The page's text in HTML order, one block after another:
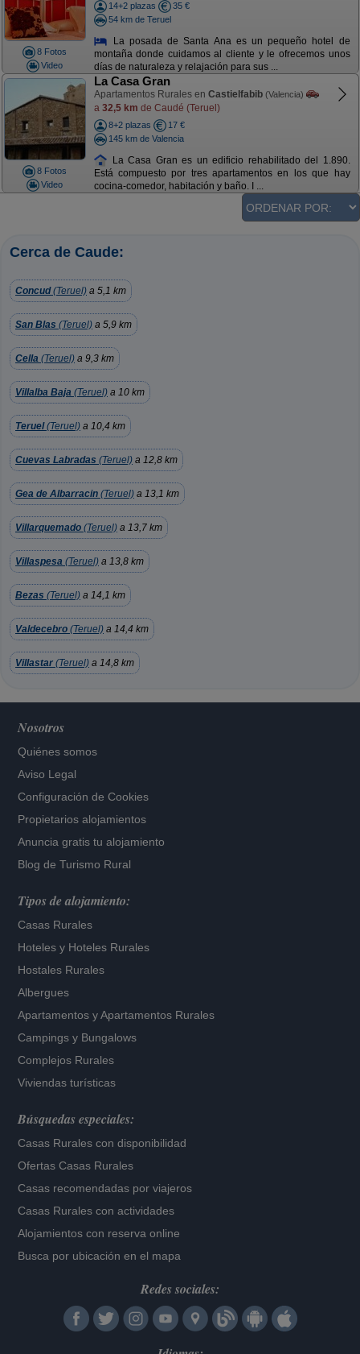
8 Fotos
Video
14+2 plazas
35 €
54 km de Teruel
La posada de Santa Ana es un pequeño hotel de
montaña donde cuidamos al cliente y le ofrecemos unos
días de naturaleza y relajación para sus ...
8 Fotos
Video
La Casa Gran
Apartamentos Rurales en Castielfabib (Valencia)
a 32,5 km de Caudé (Teruel)
8+2 plazas
17 €
145 km de Valencia
La Casa Gran es un edificio rehabilitado del 1.890.
Está compuesto por tres apartamentos en los que hay
cocina-comedor, habitación y baño. I ...
Cerca de Caude:
Concud(Teruel) a 5,1 km
San Blas (Teruel) a 5,9 km
Cella (Teruel) a 9,3 km
Villalba Baja (Teruel) a 10 km
Teruel(Teruel) a 10,4 km
Cuevas Labradas (Teruel) a 12,8 km
Gea de Albarracin (Teruel) a 13,1 km
Villarquemado (Teruel) a 13,7 km
Villaspesa (Teruel) a 13,8 km
Bezas (Teruel) a 14,1 km
Valdecebro (Teruel) a 14,4 km
Villastar (Teruel) a 14,8 km
Nosotros
Quiénes somos
Aviso Legal
Configuración de Cookies
Propietarios alojamientos
Anuncia gratis tu alojamiento
Blog de Turismo Rural
Tipos de alojamiento:
Casas Rurales
Hoteles y Hoteles Rurales
Hostales Rurales
Albergues
Apartamentos yApartamentos Rurales
Campings y Bungalows
Complejos Rurales
Viviendas turísticas
Búsquedas especiales:
Casas Rurales con disponibilidad
Ofertas Casas Rurales
Casas recomendadas por viajeros
Casas Rurales con actividades
Alojamientos con reserva online
Busca por ubicación en el mapa
Redes sociales: